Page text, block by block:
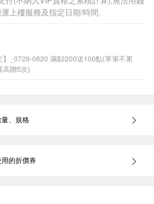
上樓服務及指定日期/時間.
】_0729-0820 滿$2200送100點(單筆不累
高贈5次)
、規格
的折價券